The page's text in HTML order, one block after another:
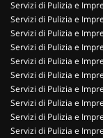
Servizi di Pulizia e
Servizi di Pulizia e
Servizi di Pulizia e
Servizi di Pulizia e
Servizi di Pulizia e
Servizi di Pulizia e
Servizi di Pulizia e
Servizi di Pulizia e
Servizi di Pulizia e
Servizi di Pulizia e